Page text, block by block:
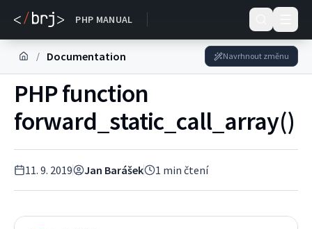
PHP MANUAL
DOKUMENTACE
/ Documentation Navrhnout změnu
PHP function
forward_static_call_array()
11. 9. 2019 Jan Barášek 1 min čtení